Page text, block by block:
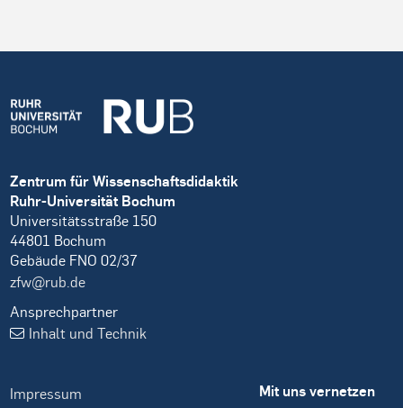
Zentrum für Wissenschaftsdidaktik
Ruhr-Universität Bochum
Universitätsstraße 150
44801 Bochum
Gebäude FNO 02/37
zfw@rub.de
Ansprechpartner
Inhalt und Technik
Impressum
Mit uns vernetzen